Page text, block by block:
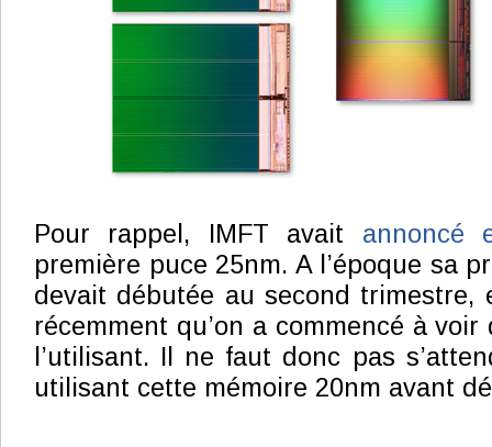
Pour rappel, IMFT avait annoncé
première puce 25nm. A l’époque sa
devait débutée au second trimestre,
récemment qu’on a commencé à
l’utilisant. Il ne faut donc pas
utilisant cette mémoire 20nm avant